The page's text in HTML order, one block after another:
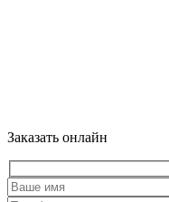
Заказать онлайн